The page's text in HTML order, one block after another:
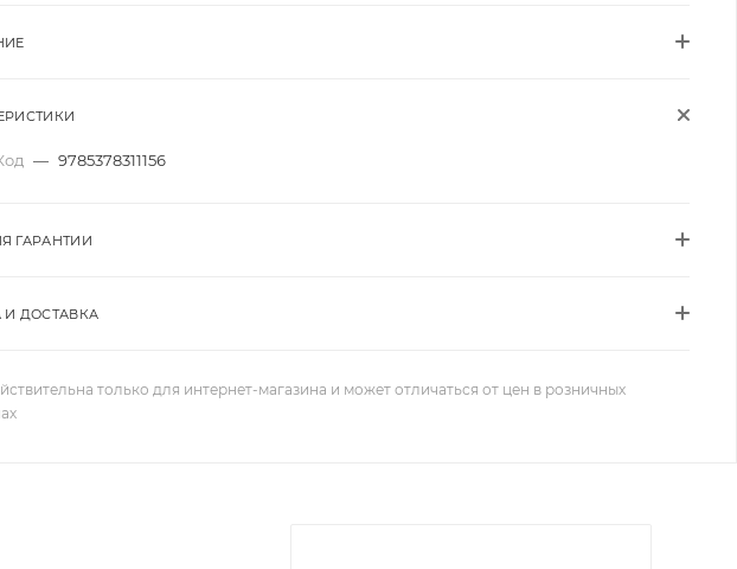
— 9785378311156
ГАРАНТИИ
И ДОСТАВКА
только для интернет-магазина и может отличаться от цен в розничных